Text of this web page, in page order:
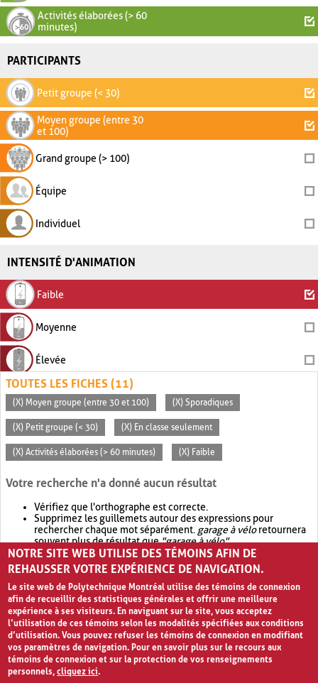
Activités élaborées (> 60
minutes)
PARTICIPANTS
Petit groupe (< 30)
Moyen groupe (entre 30
et 100)
Grand groupe (> 100)
Équipe
Individuel
INTENSITÉ D'ANIMATION
Faible
Moyenne
Élevée
TOUTES LES FICHES (11)
(X) Moyen groupe (entre 30 et 100) (X) Sporadiques
(X) Petit groupe (< 30) (X) En classe seulement
(X) Activités élaborées (> 60 minutes) (X) Faible
Votre recherche n'a donné aucun résultat
Vérifiez que l'orthographe est correcte.
Supprimez les guillemets autour des expressions pour
rechercher chaque mot séparément. garage à véloretournera
souvent plus de résultat que"garage à vélo".
Envisagez d'élargir votre recherche avec OR.garage OR vélo
retournera souvent plus de résultat quegarage à vélo
NOTRE SITE WEB UTILISE DES TÉMOINS AFIN DE
REHAUSSER VOTRE EXPÉRIENCE DE NAVIGATION.
Le site web de Polytechnique Montréal utilise des témoins de connexion
afin de recueillir des statistiques générales et offrir une meilleure
expérience à ses visiteurs. En naviguant sur le site, vous acceptez
l’utilisation de ces témoins selon les modalités spécifiées aux conditions
d’utilisation. Vous pouvez refuser les témoins de connexion en modifiant
vos paramètres de navigation. Pour en savoir plus sur le recours aux
témoins de connexion et sur la protection de vos renseignements
personnels,cliquez ici.